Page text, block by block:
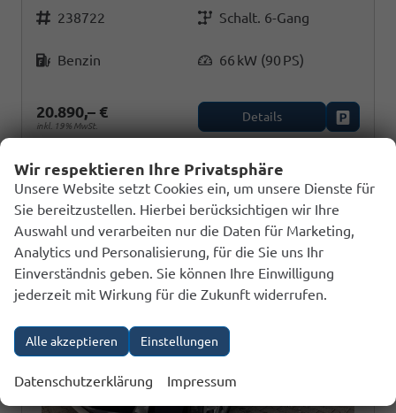
Fahrzeugnr.
238722
Getriebe
Schalt. 6-Gang
Benzin 66 kW (90 PS)
20.890,– €
inkl. 19% MwSt.
Details
Verbrauch kombiniert:
5,70 l/100km
CO -Klasse: D
CO -Emissionen:127,00 g/km
Wir respektieren Ihre Privatsphäre
Unsere Website setzt Cookies ein, um unsere Dienste für
Sie bereitzustellen. Hierbei berücksichtigen wir Ihre
Auswahl und verarbeiten nur die Daten für Marketing,
Analytics und Personalisierung, für die Sie uns Ihr
Einverständnis geben. Sie können Ihre Einwilligung
jederzeit mit Wirkung für die Zukunft widerrufen.
Alle akzeptieren Einstellungen
Datenschutzerklärung Impressum